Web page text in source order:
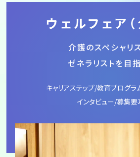
ウェルフェア
介護のスペシャリス
ゼネラリストを目指
キャリアステップ/教育プログ
インタビュー/募集要